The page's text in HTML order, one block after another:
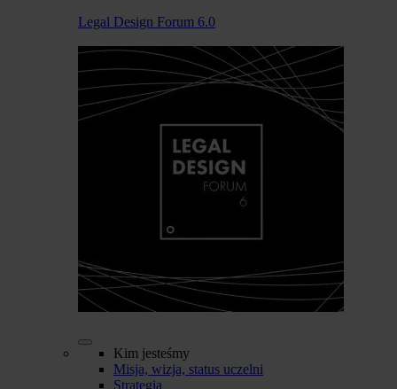
Legal Design Forum 6.0
Kim jesteśmy
Misja, wizja, status uczelni
Strategia